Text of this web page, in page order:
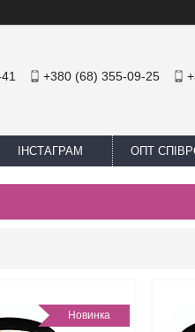
+380 (68) 355-09-25
ІНСТАГРАМ ОПТ
Новинка